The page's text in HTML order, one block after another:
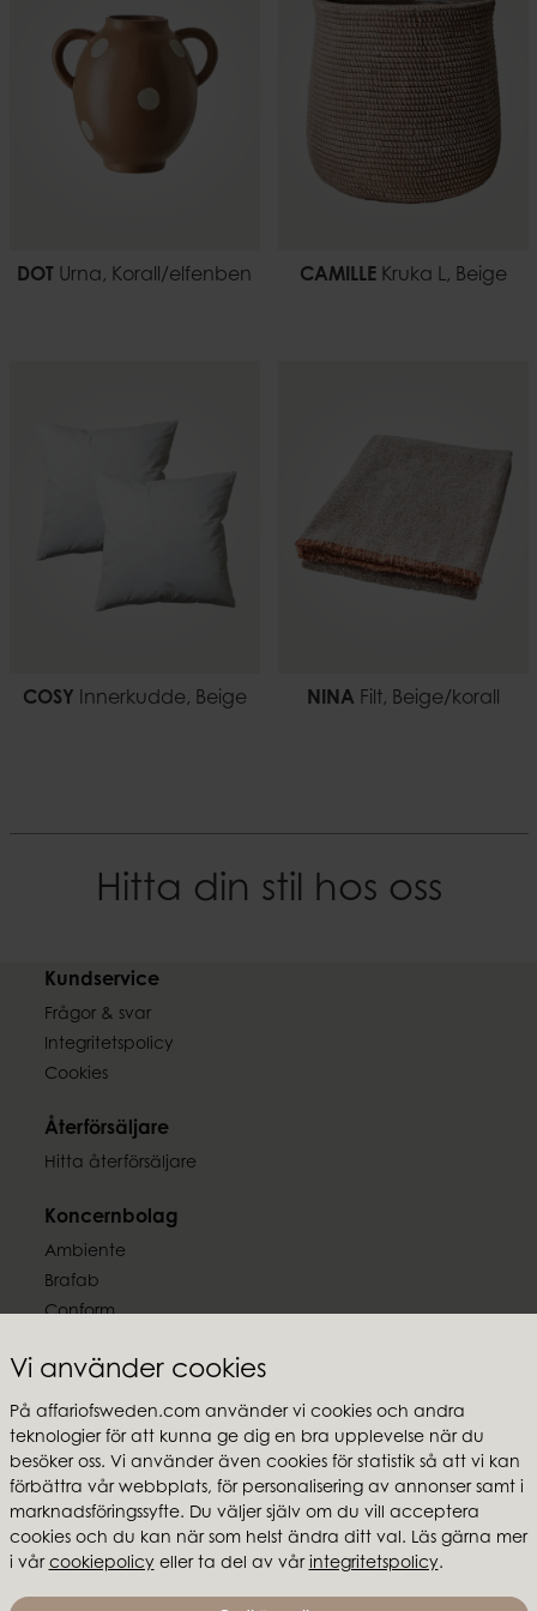
Vi använder cookies
På affariofsweden.com använder vi cookies och andra
teknologier för att kunna ge dig en bra upplevelse när du
besöker oss. Vi använder även cookies för statistik så att vi kan
förbättra vår webbplats, för personalisering av annonser samt i
marknadsföringssyfte. Du väljer själv om du vill acceptera
cookies och du kan när som helst ändra ditt val. Läs gärna mer
i vår cookiepolicyeller ta del av vår integritetspolicy.
EAN-kod
7332793180274
DOT Urna, Korall/elfenben CAMILLEKruka L, Beige
COSY Innerkudde, Beige NINA Filt, Beige/korall
Hitta din stil hos oss
Kundservice
Frågor & svar
Integritetspolicy
Cookies
Återförsäljare
Hitta återförsäljare
Koncernbolag
Ambiente
Brafab
Conform
MTI
Följ oss
Affari of Sweden
Om oss